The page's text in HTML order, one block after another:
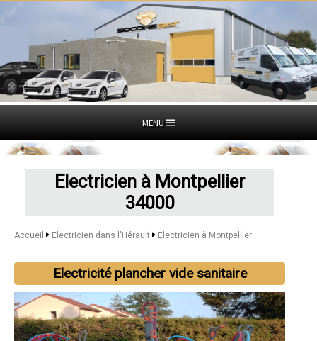
MENU
Electricien à Montpellier
34000
Accueil Electricien dans l'Hérault Electricien à Montpellier
Electricité plancher vide sanitaire